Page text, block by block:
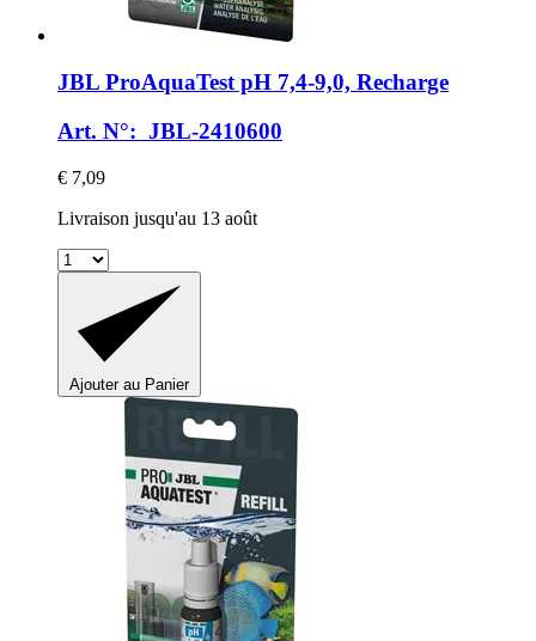
JBL ProAquaTest pH 7,4-​9,0, Recharge
Art. N°: JBL-2410600
€ 7,09
Livraison jusqu'au 13 août
Ajouter au Panier